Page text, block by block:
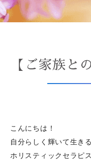
【ご家族と
こんにちは！
自分らしく輝いて生き
ホリスティックセラピ